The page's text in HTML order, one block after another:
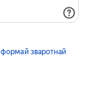
формай зваротнай